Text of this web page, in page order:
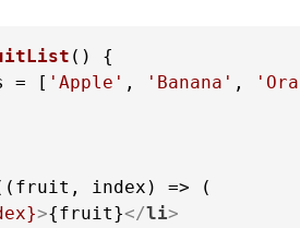
(
= [ 'Apple' , 'Banana' ,
>{fruit}</li>